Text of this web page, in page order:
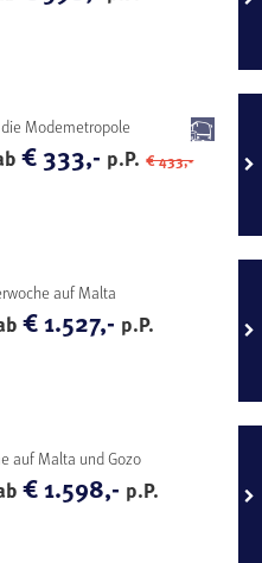
Modemetropole
€ 333,- p.P. € 433,-
auf Malta
€ 1.527,- p.P.
auf Malta und Gozo
€ 1.598,- p.P.